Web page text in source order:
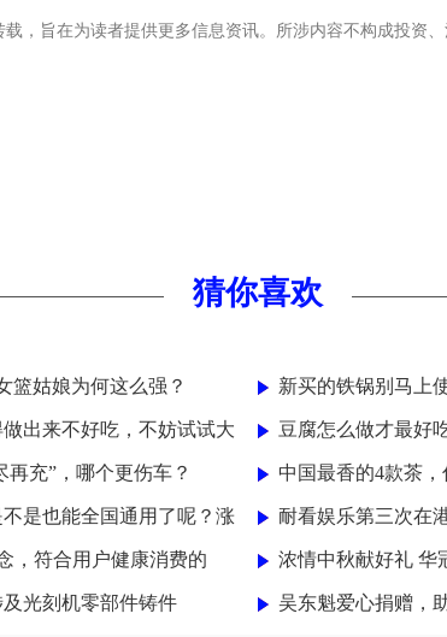
，旨在为读者提供更多信息资讯。所涉内容不构成投资、
猜你喜欢
篮姑娘为何这么强？ 新买的铁锅别马上
出来不好吃，不妨试试大 豆腐怎么做才最好
再充”，哪个更伤车？ 中国最香的4款茶，
是也能全国通用了呢？涨 耐看娱乐第三次在
，符合用户健康消费的 浓情中秋献好礼 华
光刻机零部件铸件 吴东魁爱心捐赠，